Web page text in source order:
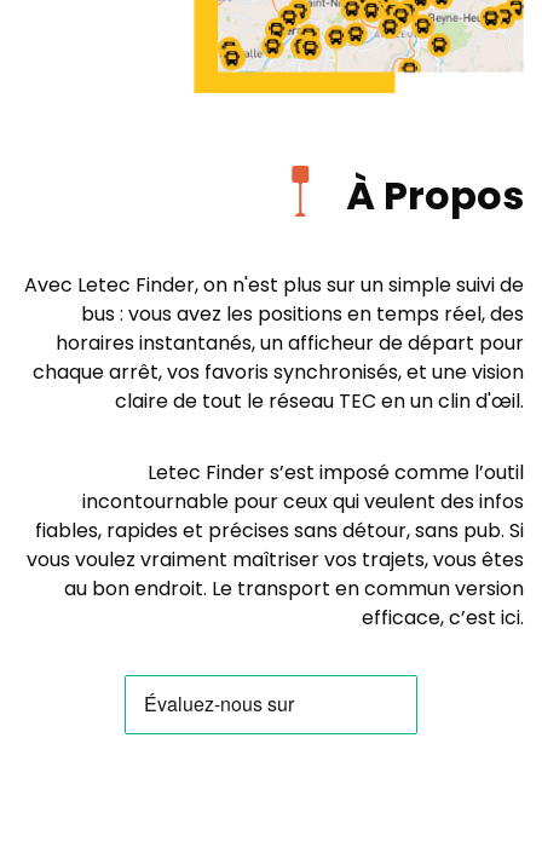
À Propos
Avec Letec Finder, on n'est plus sur un simple suivi de
bus : vous avez les positions en temps réel, des
horaires instantanés, un afficheur de départ pour
chaque arrêt, vos favoris synchronisés, et une vision
claire de tout le réseau TEC en un clin d'œil.
Letec Finder s’est imposé comme l’outil
incontournable pour ceux qui veulent des infos
fiables, rapides et précises sans détour, sans pub. Si
vous voulez vraiment maîtriser vos trajets, vous êtes
au bon endroit. Le transport en commun version
efficace, c’est ici.